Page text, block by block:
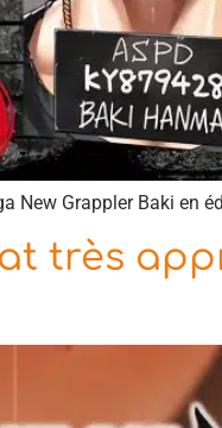
New Grappler Baki en
très